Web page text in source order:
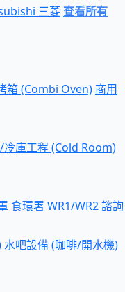
三菱查看所有
箱 (Combi Oven) 商用
冷庫工程 (Cold Room)
食環署 WR1/WR2 諮詢
水吧設備 (咖啡/開水機)